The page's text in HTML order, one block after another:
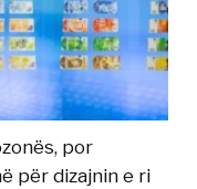
por
për dizajnin e ri